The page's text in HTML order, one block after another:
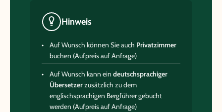
Hinweis
Auf Wunsch können Sie auch Privatzimmer
buchen (Aufpreis auf Anfrage)
Auf Wunsch kann ein deutschsprachiger
Übersetzerzusätzlich zu dem
englischsprachigen Bergführer gebucht
werden (Aufpreis auf Anfrage)